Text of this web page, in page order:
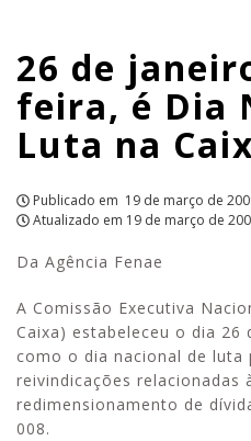
Luta
na
Caixa
|
APCEF/SP
26 de
feira, é Dia
Luta na
Publicado em 19 de março de
Atualizado em 19 de março de
Da Agência Fenae
A Comissão Executiva
Caixa) estabeleceu o dia
como o dia nacional de luta
reivindicações relacionadas
redimensionamento de
008.